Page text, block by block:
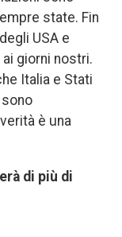
state. Fin
USA e
ai giorni nostri.
Italia e Stati
è una
di più di